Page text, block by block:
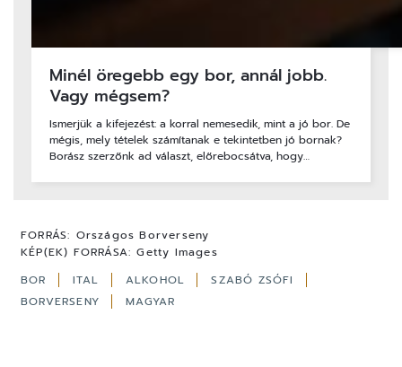
Minél öregebb egy bor, annál jobb.
Vagy mégsem?
Ismerjük a kifejezést: a korral nemesedik, mint a jó bor. De
mégis, mely tételek számítanak e tekintetben jó bornak?
Borász szerzőnk ad választ, előrebocsátva, hogy…
FORRÁS: Országos Borverseny
KÉP(EK) FORRÁSA: Getty Images
BOR
ITAL ALKOHOL
SZABÓ ZSÓFI
BORVERSENY
MAGYAR